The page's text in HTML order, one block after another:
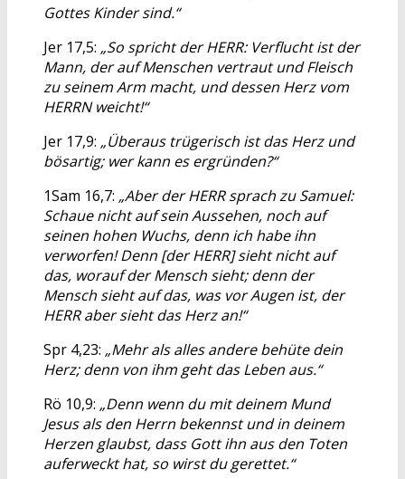
Gottes Kinder sind.“
Jer 17,5: „So spricht der HERR: Verflucht ist der
Mann, der auf Menschen vertraut und Fleisch
zu seinem Arm macht, und dessen Herz vom
HERRN weicht!“
Jer 17,9: „Überaus trügerisch ist das Herz und
bösartig; wer kann es ergründen?“
1Sam 16,7: „Aber der HERR sprach zu Samuel:
Schaue nicht auf sein Aussehen, noch auf
seinen hohen Wuchs, denn ich habe ihn
verworfen! Denn [der HERR] sieht nicht auf
das, worauf der Mensch sieht; denn der
Mensch sieht auf das, was vor Augen ist, der
HERR aber sieht das Herz an!“
Spr 4,23: „Mehr als alles andere behüte dein
Herz; denn von ihm geht das Leben aus.“
Rö 10,9: „Denn wenn du mit deinem Mund
Jesus als den Herrn bekennst und in deinem
Herzen glaubst, dass Gott ihn aus den Toten
auferweckt hat, so wirst du gerettet.“